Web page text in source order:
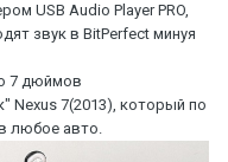
USB Audio Player PRO,
звук в BitPerfect минуя
7 дюймов
Nexus 7(2013), который по
любое авто.